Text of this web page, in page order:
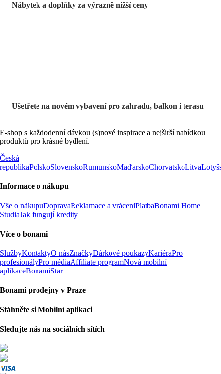
Nábytek a doplňky za výrazně nižší ceny
Ušetřete na novém vybavení pro zahradu, balkon i terasu
E-shop s každodenní dávkou (s)nové inspirace a nejširší nabídkou
produktů pro krásné bydlení.
Česká
republikaPolskoSlovenskoRumunskoMaďarskoChorvatskoLitva
Informace o nákupu
Vše o nákupuDopravaReklamace a vráceníPlatbaBonami Home
StudiaJak fungují kredity
Více o bonami
SlužbyKontaktyO násZnačkyDárkové poukazyKariéraPro
profesionályPro médiaAffiliate programNová mobilní
aplikaceBonamiStar
Bonami prodejny v Praze
Stáhněte si Mobilní aplikaci
Sledujte nás na sociálních sítích